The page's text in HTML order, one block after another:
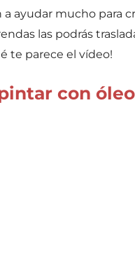
ayudar mucho para
las podrás
te parece el vídeo!
con óleo